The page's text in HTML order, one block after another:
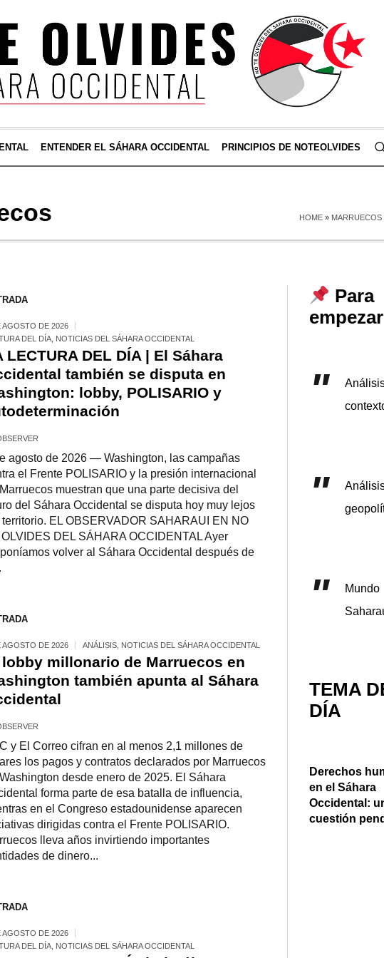
ENTENDER EL SÁHARA OCCIDENTAL PRINCIPIOS DE NOTEOLVIDES
HOME » MARRUECOS
AGOSTO DE 2026
DEL DÍA, NOTICIAS DEL SÁHARA OCCIDENTAL
LECTURA DEL DÍA | El Sáhara
también se disputa en
lobby, POLISARIO y
agosto de 2026 — Washington, las campañas
el Frente POLISARIO y la presión internacional
muestran que una parte decisiva del
del Sáhara Occidental se disputa hoy muy lejos
EL OBSERVADOR SAHARAUI EN NO
DEL SÁHARA OCCIDENTAL Ayer
volver al Sáhara Occidental después de
AGOSTO DE 2026 ANÁLISIS, NOTICIAS DEL SÁHARA OCCIDENTAL
lobby millonario de Marruecos en
también apunta al Sáhara
y El Correo cifran en al menos 2,1 millones de
los pagos y contratos declarados por Marruecos
desde enero de 2025. El Sáhara
forma parte de esa batalla de influencia,
en el Congreso estadounidense aparecen
dirigidas contra el Frente POLISARIO.
lleva años invirtiendo importantes
de dinero...
AGOSTO DE 2026
DEL DÍA, NOTICIAS DEL SÁHARA OCCIDENTAL
Para
empezar
Mundo
TEMA
DÍA
Derechos
en el Sáhara
Occidental:
cuestión